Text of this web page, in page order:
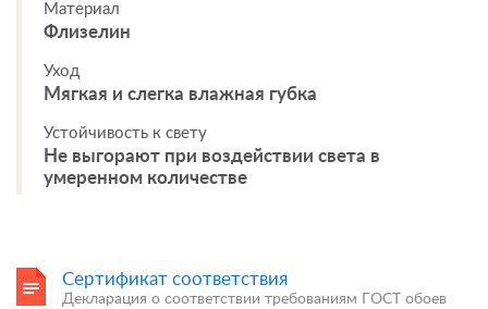
Материал
Флизелин
Уход
Мягкая и слегка влажная губка
Устойчивость к свету
Не выгорают при воздействии света в
умеренном количестве
Сертификат соответствия
Декларация о соответствии требованиям ГОСТ обоев